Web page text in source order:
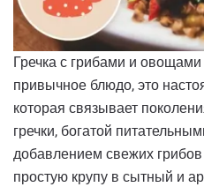
Гречка с грибами и
привычное блюдо, это
которая связывает
гречки, богатой
добавлением свежих
простую крупу в сытный и